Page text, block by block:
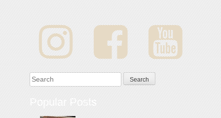
Search for:
Popular Posts